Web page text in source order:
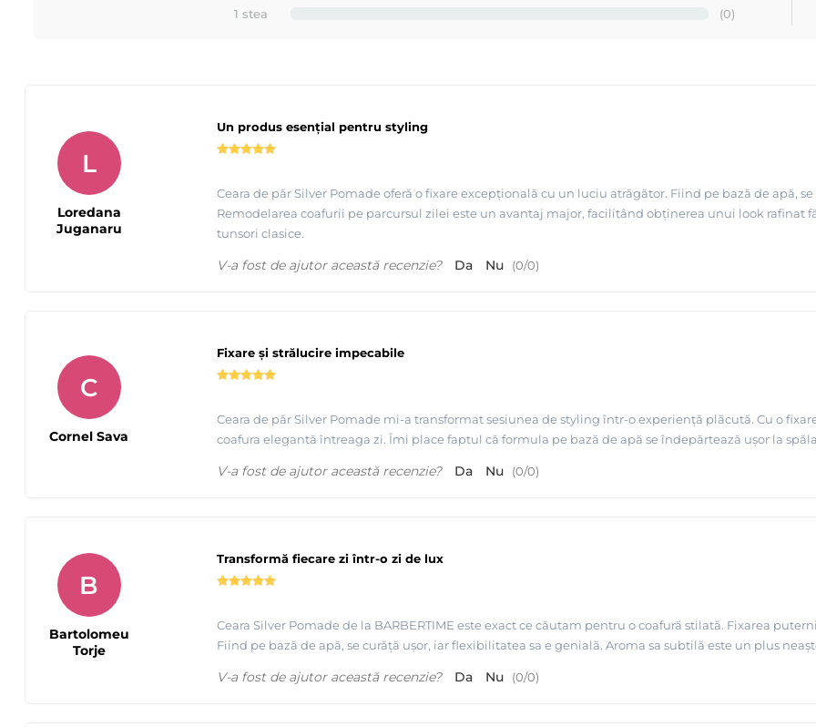
1 stea
(0)
Un produs esențial pentru styling
Ceara de păr Silver Pomade oferă o fixare excepțională cu un luciu atrăgător. Fiind pe bază de apă,
Remodelarea coafurii pe parcursul zilei este un avantaj major, facilitând obținerea unui look rafinat
tunsori clasice.
L
Loredana
Juganaru
V-a fost de ajutor această recenzie? Da Nu (0/0)
Fixare și strălucire impecabile
Ceara de păr Silver Pomade mi-a transformat sesiunea de styling într-o experiență plăcută. Cu o
coafura elegantă întreaga zi. Îmi place faptul că formula pe bază de apă se îndepărtează ușor la
C
Cornel Sava
V-a fost de ajutor această recenzie? Da Nu (0/0)
Transformă fiecare zi într-o zi de lux
Ceara Silver Pomade de la BARBERTIME este exact ce căutam pentru o coafură stilată. Fixarea
Fiind pe bază de apă, se curăță ușor, iar flexibilitatea sa e genială. Aroma sa subtilă este un plus
B
Bartolomeu
Torje
V-a fost de ajutor această recenzie?
Da Nu (0/0)